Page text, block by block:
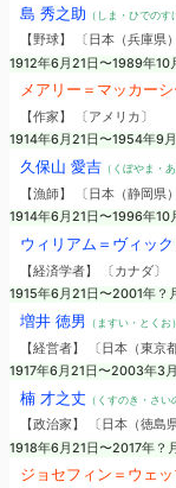
島 秀之助 （しま・ひでのす
【野球】 〔日本（兵庫県）
1912年6月21日〜1989年10
メアリー＝マッカーシ
【作家】 〔アメリカ〕
1914年6月21日〜1954年9
久保山 愛吉（くぼやま・あ
【漁師】 〔日本（静岡県）
1914年6月21日〜1996年10
ウィリアム＝ヴィッ
【経済学者】 〔カナダ〕
1915年6月21日〜2001年？
増井 徳男 （ますい・とくお）
【経営者】 〔日本（東京
1917年6月21日〜2003年3
楠 才之丈 （くすのき・さい
【政治家】 〔日本（徳島
1918年6月21日〜2017年？
ジョセフィン＝ウェ